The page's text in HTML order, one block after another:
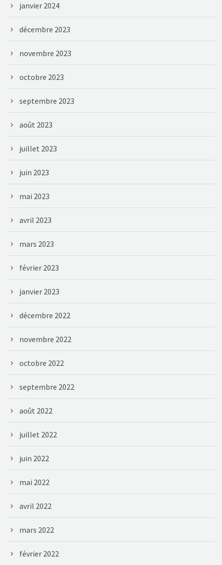
janvier 2024
décembre 2023
novembre 2023
octobre 2023
septembre 2023
août 2023
juillet 2023
juin 2023
mai 2023
avril 2023
mars 2023
février 2023
janvier 2023
décembre 2022
novembre 2022
octobre 2022
septembre 2022
août 2022
juillet 2022
juin 2022
mai 2022
avril 2022
mars 2022
février 2022